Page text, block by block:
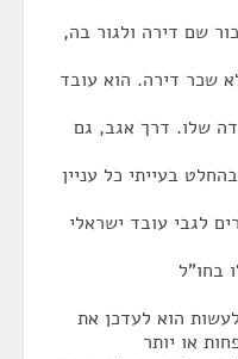
שם דירה ולגור בה,
שכר דירה. הוא עובד
שלו. דרך אגב, גם
בעייתי כל עניין
לגבי עובד ישראלי
בחו"ל
הוא לעדכן את
או יותר